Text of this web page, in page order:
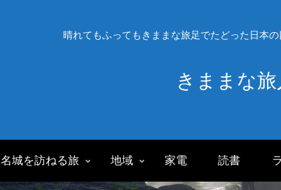
晴れてもふってもきままな旅足でたどった日本
きままな旅
名城を訪ねる旅 地域 家電 読書